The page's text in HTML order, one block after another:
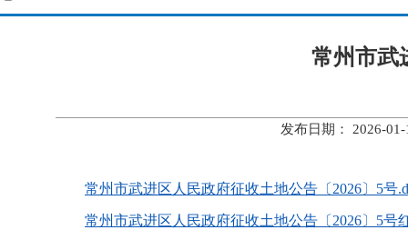
常州市武
发布日期： 2026-
常州市武进区人民政府征收土地公告〔2026〕5号
常州市武进区人民政府征收土地公告〔2026〕5号